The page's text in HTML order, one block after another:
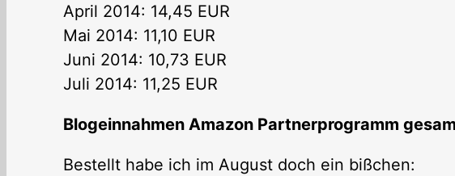
April 2014: 14,45 EUR
Mai 2014: 11,10 EUR
Juni 2014: 10,73 EUR
Juli 2014: 11,25 EUR
Blogeinnahmen Amazon Partnerprogramm
Bestellt habe ich im August doch ein bißchen: